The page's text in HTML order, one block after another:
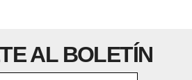
AL BOLETÍN